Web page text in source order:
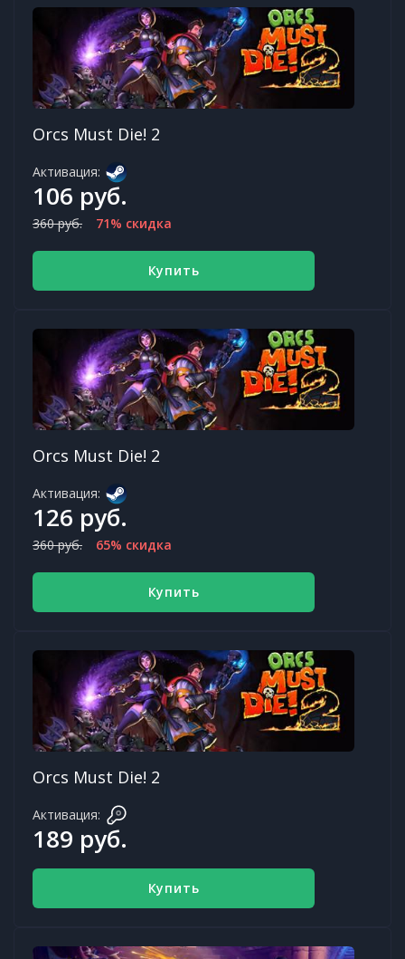
Orcs Must Die! 2
Активация:
106 руб.
360 руб. 71% скидка
Купить
Orcs Must Die! 2
Активация:
126 руб.
360 руб. 65% скидка
Купить
Orcs Must Die! 2
Активация:
189 руб.
Купить